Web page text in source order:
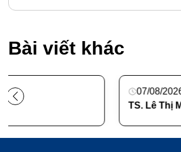
Bài viết khác
TS. Lê Thị Mỹ Hạnh